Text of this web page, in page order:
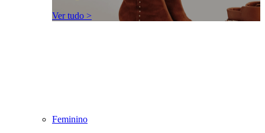
Ver tudo >
Feminino